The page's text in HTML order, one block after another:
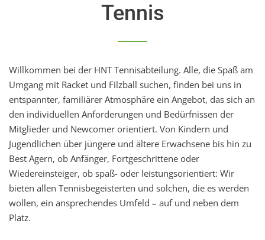
Tennis
Willkommen bei der HNT Tennisabteilung. Alle, die Spaß am
Umgang mit Racket und Filzball suchen, finden bei uns in
entspannter, familiärer Atmosphäre ein Angebot, das sich an
den individuellen Anforderungen und Bedürfnissen der
Mitglieder und Newcomer orientiert. Von Kindern und
Jugendlichen über jüngere und ältere Erwachsene bis hin zu
Best Agern, ob Anfänger, Fortgeschrittene oder
Wiedereinsteiger, ob spaß- oder leistungsorientiert: Wir
bieten allen Tennisbegeisterten und solchen, die es werden
wollen, ein ansprechendes Umfeld – auf und neben dem
Platz.